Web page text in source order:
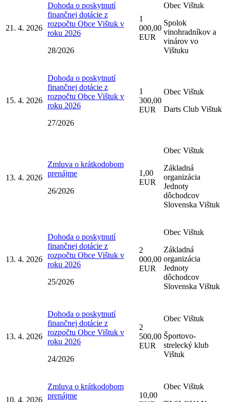
21. 4. 2026
Dohoda o poskytnutí
finančnej dotácie z
rozpočtu Obce Vištuk v
roku 2026
28/2026
1
000,00
EUR
Obec Vištuk
Spolok
vinohradníkov a
vinárov vo
Vištuku
15. 4. 2026
Dohoda o poskytnutí
finančnej dotácie z
rozpočtu Obce Vištuk v
roku 2026
27/2026
1
300,00
EUR
Obec Vištuk
Darts Club Vištuk
13. 4. 2026
Zmluva o krátkodobom
prenájme
26/2026
1,00
EUR
Obec Vištuk
Základná
organizácia
Jednoty
dôchodcov
Slovenska Vištuk
13. 4. 2026
Dohoda o poskytnutí
finančnej dotácie z
rozpočtu Obce Vištuk v
roku 2026
25/2026
2
000,00
EUR
Obec Vištuk
Základná
organizácia
Jednoty
dôchodcov
Slovenska Vištuk
13. 4. 2026
Dohoda o poskytnutí
finančnej dotácie z
rozpočtu Obce Vištuk v
roku 2026
24/2026
2
500,00
EUR
Obec Vištuk
Športovo-
strelecký klub
Vištuk
10. 4. 2026
Zmluva o krátkodobom
prenájme
10,00
Obec Vištuk